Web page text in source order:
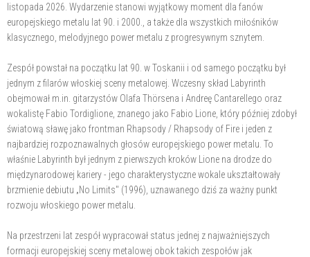
listopada 2026. Wydarzenie stanowi wyjątkowy moment dla fanów
europejskiego metalu lat 90. i 2000., a także dla wszystkich miłośników
klasycznego, melodyjnego power metalu z progresywnym sznytem.
Zespół powstał na początku lat 90. w Toskanii i od samego początku był
jednym z filarów włoskiej sceny metalowej. Wczesny skład Labyrinth
obejmował m.in. gitarzystów Olafa Thörsena i Andreę Cantarellego oraz
wokalistę Fabio Tordiglione, znanego jako Fabio Lione, który później zdobył
światową sławę jako frontman Rhapsody / Rhapsody of Fire i jeden z
najbardziej rozpoznawalnych głosów europejskiego power metalu. To
właśnie Labyrinth był jednym z pierwszych kroków Lione na drodze do
międzynarodowej kariery - jego charakterystyczne wokale ukształtowały
brzmienie debiutu „No Limits" (1996), uznawanego dziś za ważny punkt
rozwoju włoskiego power metalu.
Na przestrzeni lat zespół wypracował status jednej z najważniejszych
formacji europejskiej sceny metalowej obok takich zespołów jak